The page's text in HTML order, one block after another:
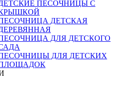
ПЕСОЧНИЦЫ С
ДЕТСКАЯ
ДЛЯ ДЕТСКОГО
ДЛЯ ДЕТСКИХ